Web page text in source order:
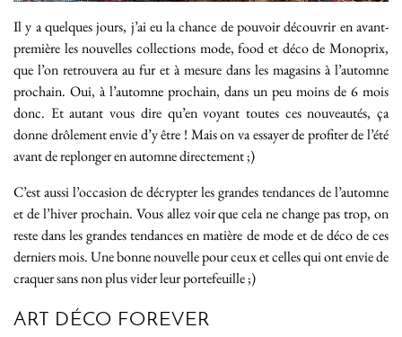
Il y a quelques jours, j’ai eu la chance de pouvoir découvrir en avant-
première les nouvelles collections mode, food et déco de Monoprix,
que l’on retrouvera au fur et à mesure dans les magasins à l’automne
prochain. Oui, à l’automne prochain, dans un peu moins de 6 mois
donc. Et autant vous dire qu’en voyant toutes ces nouveautés, ça
donne drôlement envie d’y être ! Mais on va essayer de profiter de l’été
avant de replonger en automne directement ;)
C’est aussi l’occasion de décrypter les grandes tendances de l’automne
et de l’hiver prochain. Vous allez voir que cela ne change pas trop, on
reste dans les grandes tendances en matière de mode et de déco de ces
derniers mois. Une bonne nouvelle pour ceux et celles qui ont envie de
craquer sans non plus vider leur portefeuille ;)
ART DÉCO FOREVER